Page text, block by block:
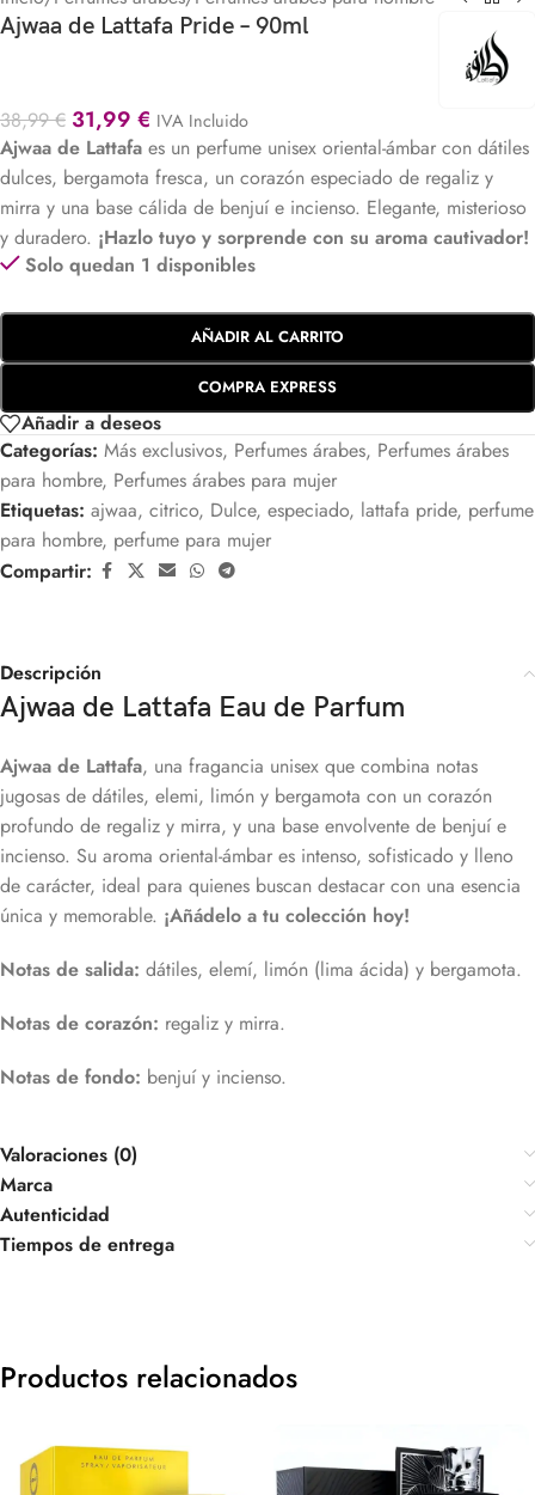
Ajwaa de Lattafa Pride – 90ml
38,99€ 31,99 € IVA Incluido
Ajwaa de Lattafa es un perfume unisex oriental-ámbar con dátiles
dulces, bergamota fresca, un corazón especiado de regaliz y
mirra y una base cálida de benjuí e incienso. Elegante, misterioso
y duradero. ¡Hazlo tuyo y sorprende con su aroma cautivador!
Solo quedan 1 disponibles
AÑADIR AL CARRITO
COMPRA EXPRESS
Añadir a deseos
Categorías: Más exclusivos, Perfumes árabes, Perfumes árabes
para hombre, Perfumes árabes para mujer
Etiquetas: ajwaa, citrico, Dulce, especiado, lattafa pride, perfume
para hombre, perfume para mujer
Compartir:
Descripción
Ajwaa de Lattafa Eau de Parfum
Ajwaa de Lattafa, una fragancia unisex que combina notas
jugosas de dátiles, elemi, limón y bergamota con un corazón
profundo de regaliz y mirra, y una base envolvente de benjuí e
incienso. Su aroma oriental-ámbar es intenso, sofisticado y lleno
de carácter, ideal para quienes buscan destacar con una esencia
única y memorable. ¡Añádelo a tu colección hoy!
Notas de salida: dátiles, elemí, limón (lima ácida) y bergamota.
Notas de corazón: regaliz y mirra.
Notas de fondo: benjuí y incienso.
Valoraciones (0)
Marca
Autenticidad
Tiempos de entrega
Productos relacionados